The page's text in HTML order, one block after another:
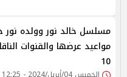
مواعيد عرضها والقنوات
10